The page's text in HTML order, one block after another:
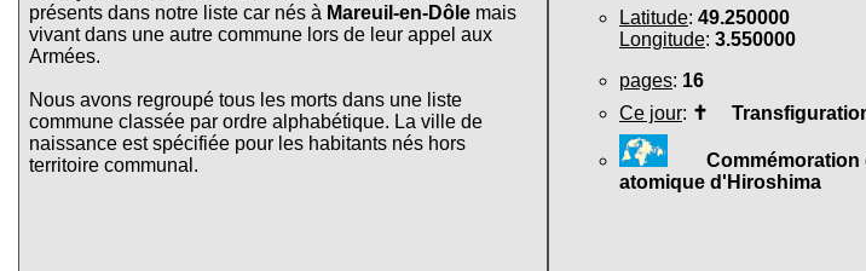
présents dans notre liste car nés à Mareuil-en-Dôle mais
vivant dans une autre commune lors de leur appel aux
Armées.
Nous avons regroupé tous les morts dans une liste
commune classée par ordre alphabétique. La ville de
naissance est spécifiée pour les habitants nés hors
territoire communal.
Latitude: 49.250000
Longitude: 3.550000
pages: 16
Ce jour: ✝
Commémoration
atomique d'Hiroshima